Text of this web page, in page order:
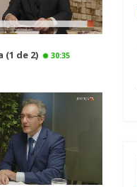
(1 de 2) 30:35